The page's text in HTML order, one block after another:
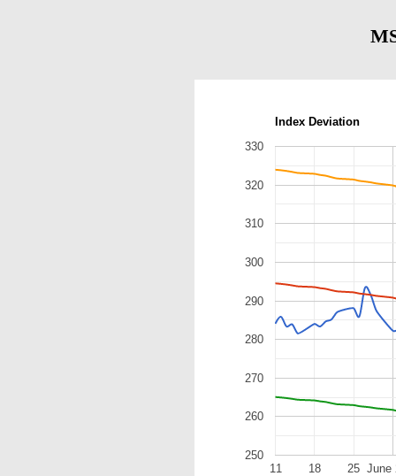
Index Deviation
June
11 18 25
250
260
270
280
290
300
310
320
330